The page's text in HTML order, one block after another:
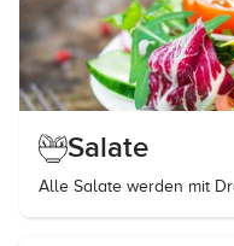
Salate
Alle Salate werden mit